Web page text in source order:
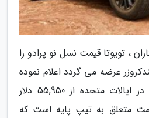
، تویوتا قیمت نسل نو پرادو را
عرضه می گردد اعلام نموده
است. قیمت این خودرو در ایالات متحده از 55,950 دلار
متعلق به تیپ پایه است که